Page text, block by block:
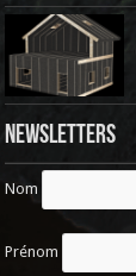
Newsletters
Nom
Prénom